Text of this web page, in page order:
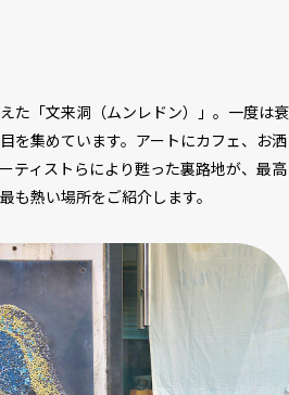
た「文来洞（ムンレドン）」。一度は衰
を集めています。アートにカフェ、お洒
ティストらにより甦った裏路地が、最高
も熱い場所をご紹介します。